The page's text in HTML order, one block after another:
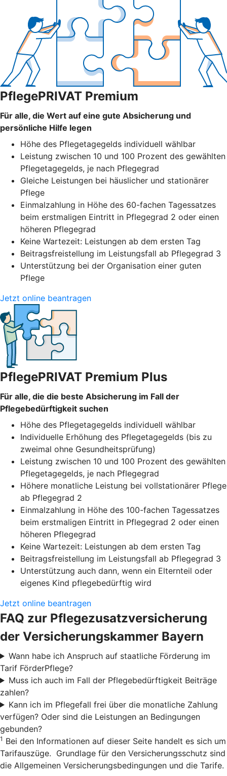
PflegePRIVAT Premium
Für alle, die Wert auf eine gute Absicherung und
persönliche Hilfe legen
Höhe des Pflegetagegelds individuell wählbar
Leistung zwischen 10 und 100 Prozent des gewählten
Pflegetagegelds, je nach Pflegegrad
Gleiche Leistungen bei häuslicher und stationärer
Pflege
Einmalzahlung in Höhe des 60-fachen Tagessatzes
beim erstmaligen Eintritt in Pflegegrad 2 oder einen
höheren Pflegegrad
Keine Wartezeit: Leistungen ab dem ersten Tag
Beitragsfreistellung im Leistungsfall ab Pflegegrad 3
Unterstützung bei der Organisation einer guten
Pflege
Jetzt online beantragen
PflegePRIVAT Premium Plus
Für alle, die die beste Absicherung im Fall der
Pflegebedürftigkeit suchen
Höhe des Pflegetagegelds individuell wählbar
Individuelle Erhöhung des Pflegetagegelds (bis zu
zweimal ohne Gesundheitsprüfung)
Leistung zwischen 10 und 100 Prozent des gewählten
Pflegetagegelds, je nach Pflegegrad
Höhere monatliche Leistung bei vollstationärer Pflege
ab Pflegegrad 2
Einmalzahlung in Höhe des 100-fachen Tagessatzes
beim erstmaligen Eintritt in Pflegegrad 2 oder einen
höheren Pflegegrad
Keine Wartezeit: Leistungen ab dem ersten Tag
Beitragsfreistellung im Leistungsfall ab Pflegegrad 3
Unterstützung auch dann, wenn ein Elternteil oder
eigenes Kind pflegebedürftig wird
Jetzt online beantragen
FAQ zur Pflegezusatzversicherung
der Versicherungskammer Bayern
Wann habe ich Anspruch auf staatliche Förderung im
Tarif FörderPflege?
Muss ich auch im Fall der Pflegebedürftigkeit Beiträge
zahlen?
Kann ich im Pflegefall frei über die monatliche Zahlung
verfügen? Oder sind die Leistungen an Bedingungen
gebunden?
1 Bei den Informationen auf dieser Seite handelt es sich um
Tarifauszüge. Grundlage für den Versicherungsschutz sind
die Allgemeinen Versicherungsbedingungen und die Tarife.